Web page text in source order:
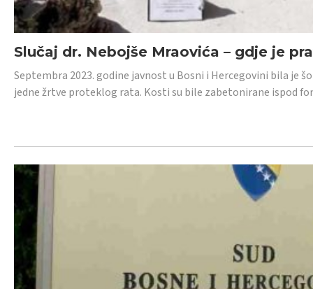
Slučaj dr. Nebojše Mraovića – gdje je
Septembra 2023. godine javnost u Bosni i Hercegovini bila je
jedne žrtve proteklog rata. Kosti su bile zabetonirane ispod